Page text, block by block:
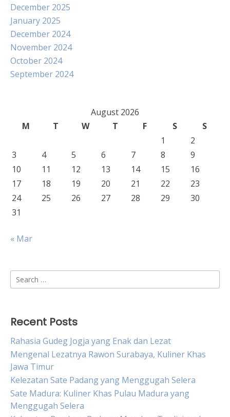
December 2025
January 2025
December 2024
November 2024
October 2024
September 2024
August 2026
M
T W T F S
S
1
2
3
4 5 6 7 8
9
10
11 12 13 14 15
16
17
18 19 20 21 22
23
24
25 26 27 28 29
30
31
« Mar
Search
for:
Recent Posts
Rahasia Gudeg Jogja yang Enak dan Lezat
Mengenal Lezatnya Rawon Surabaya, Kuliner Khas
Jawa Timur
Kelezatan Sate Padang yang Menggugah Selera
Sate Madura: Kuliner Khas Pulau Madura yang
Menggugah Selera